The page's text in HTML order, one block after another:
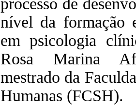
processo de
nível da formação
em psicologia
Rosa Marina
mestrado da
Humanas (FCSH).